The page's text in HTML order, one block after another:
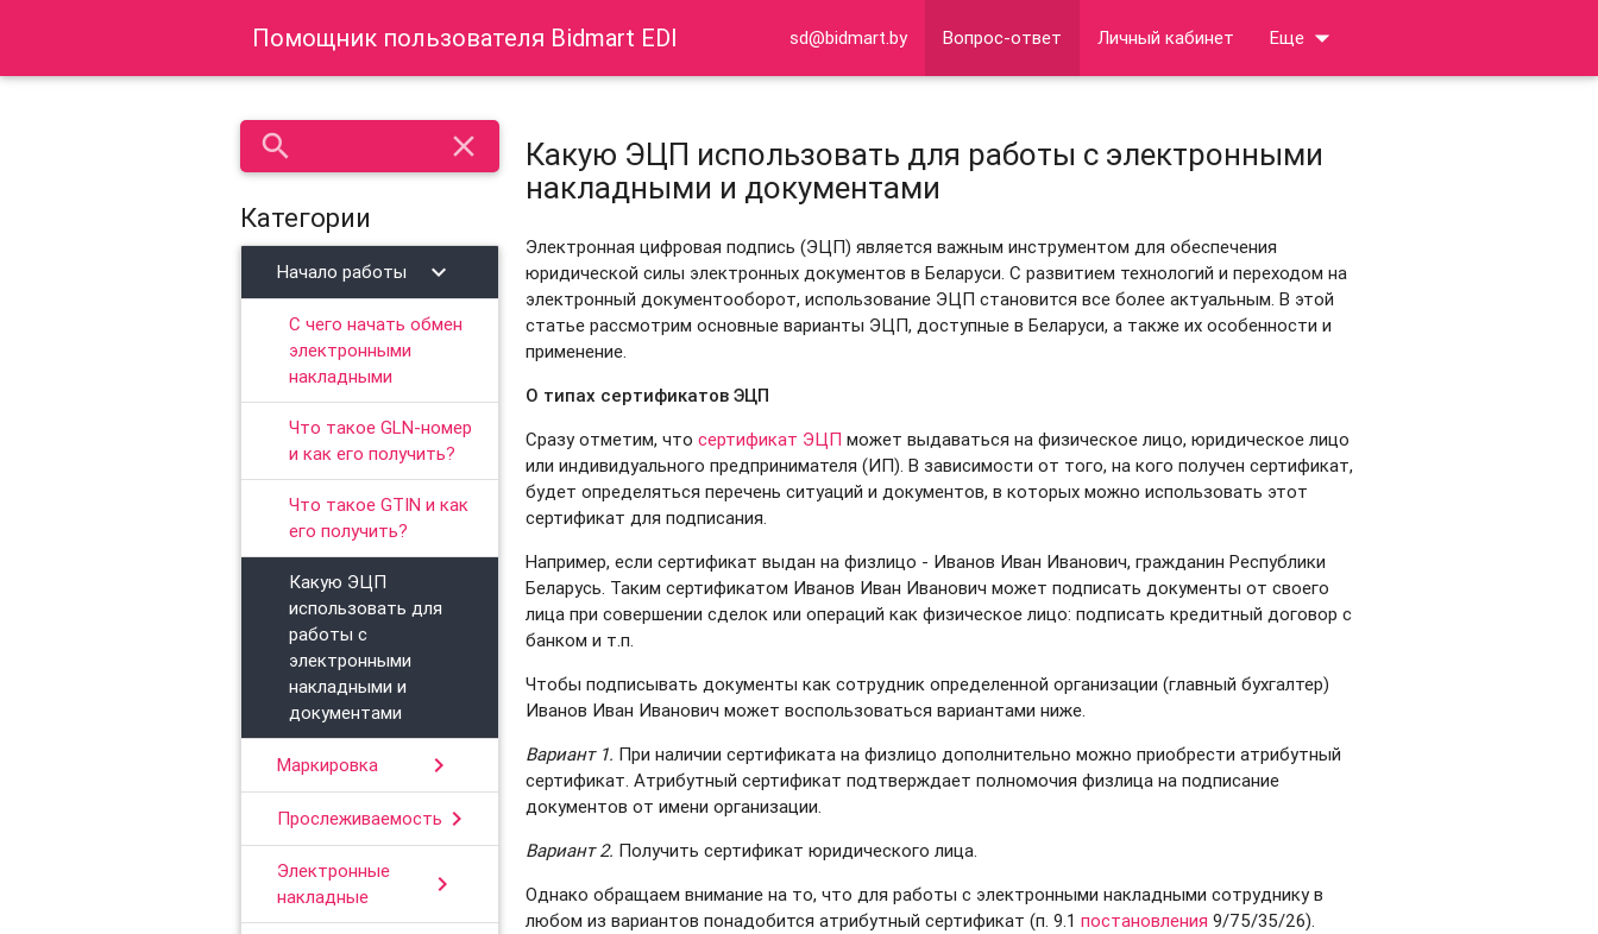
Помощник пользователя Bidmart EDI sd@bidmart.by Вопрос-ответ Личный кабинет Еще arrow_drop_down
search close
Категории
Начало работы chevron_right
С чего начать обмен
электронными
накладными
Что такое GLN-номер
и как его получить?
Что такое GTIN и как
его получить?
Какую ЭЦП
использовать для
работы с
электронными
накладными и
документами
Маркировка chevron_right
Прослеживаемость chevron_right
Электронные
накладные
chevron_right
Какую ЭЦП использовать для работы с электронными
накладными и документами
Электронная цифровая подпись (ЭЦП) является важным инструментом для обеспечения
юридической силы электронных документов в Беларуси. С развитием технологий и переходом на
электронный документооборот, использование ЭЦП становится все более актуальным. В этой
статье рассмотрим основные варианты ЭЦП, доступные в Беларуси, а также их особенности и
применение.
О типах сертификатов ЭЦП
Сразу отметим, чтосертификат ЭЦП может выдаваться на физическое лицо, юридическое лицо
или индивидуального предпринимателя (ИП). В зависимости от того, на кого получен сертификат,
будет определяться перечень ситуаций и документов, в которых можно использовать этот
сертификат для подписания.
Например, если сертификат выдан на физлицо - Иванов Иван Иванович, гражданин Республики
Беларусь. Таким сертификатом Иванов Иван Иванович может подписать документы от своего
лица при совершении сделок или операций как физическое лицо: подписать кредитный договор с
банком и т.п.
Чтобы подписывать документы как сотрудник определенной организации (главный бухгалтер)
Иванов Иван Иванович может воспользоваться вариантами ниже.
Вариант 1. При наличии сертификата на физлицо дополнительно можно приобрести атрибутный
сертификат. Атрибутный сертификат подтверждает полномочия физлица на подписание
документов от имени организации.
Вариант 2. Получить сертификат юридического лица.
Однако обращаем внимание на то, что для работы с электронными накладными сотруднику в
любом из вариантов понадобится атрибутный сертификат (п. 9.1постановления 9/75/35/26).